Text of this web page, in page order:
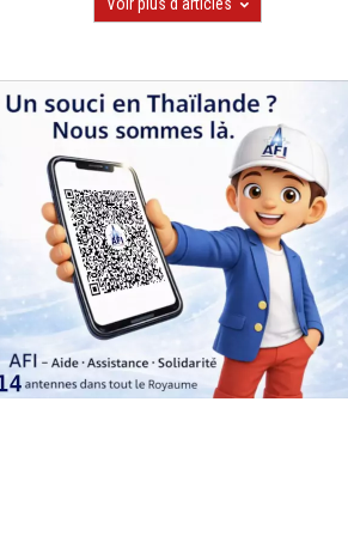
Voir plus d'articles